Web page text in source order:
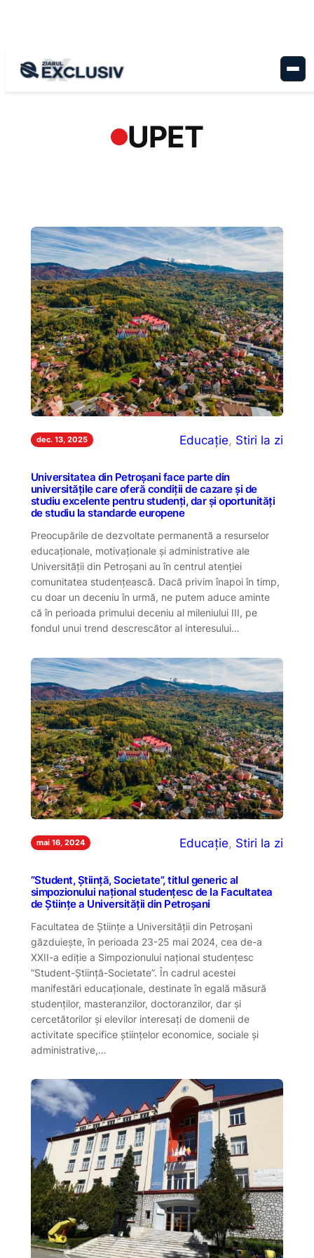
UPET
dec. 13, 2025 Educație, Stiri la zi
Universitatea din Petroșani face parte din
universitățile care oferă condiții de cazare și de
studiu excelente pentru studenți, dar și oportunități
de studiu la standarde europene
Preocupările de dezvoltate permanentă a resurselor
educaționale, motivaționale și administrative ale
Universității din Petroșani au în centrul atenției
comunitatea studențească. Dacă privim înapoi în timp,
cu doar un deceniu în urmă, ne putem aduce aminte
că în perioada primului deceniu al mileniului III, pe
fondul unui trend descrescător al interesului…
mai 16, 2024 Educație, Stiri la zi
”Student, Știință, Societate”, titlul generic al
simpozionului național studențesc de la Facultatea
de Științe a Universității din Petroșani
Facultatea de Științe a Universității din Petroșani
găzduiește, în perioada 23-25 mai 2024, cea de-a
XXII-a ediție a Simpozionului național studențesc
”Student-Știință-Societate”. În cadrul acestei
manifestări educaționale, destinate în egală măsură
studenților, masteranzilor, doctoranzilor, dar și
cercetătorilor și elevilor interesați de domenii de
activitate specifice științelor economice, sociale și
administrative,…